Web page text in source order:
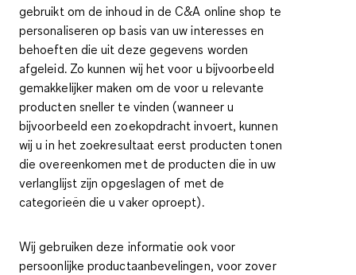
gebruikt om de inhoud in de C&A online shop te
personaliseren op basis van uw interesses en
behoeften die uit deze gegevens worden
afgeleid. Zo kunnen wij het voor u bijvoorbeeld
gemakkelijker maken om de voor u relevante
producten sneller te vinden (wanneer u
bijvoorbeeld een zoekopdracht invoert, kunnen
wij u in het zoekresultaat eerst producten tonen
die overeenkomen met de producten die in uw
verlanglijst zijn opgeslagen of met de
categorieën die u vaker oproept).
Wij gebruiken deze informatie ook voor
persoonlijke productaanbevelingen, voor zover